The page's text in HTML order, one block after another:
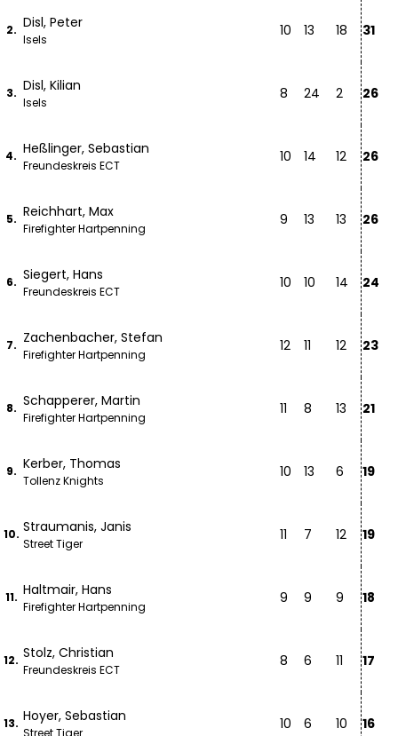
2. Disl, Peter
Isels
10 13 18 31
3. Disl, Kilian
Isels
8 24 2 26
4. Heßlinger, Sebastian
Freundeskreis ECT
10 14 12 26
5. Reichhart, Max
Firefighter Hartpenning
9 13 13 26
6. Siegert, Hans
Freundeskreis ECT
10 10 14 24
7. Zachenbacher, Stefan
Firefighter Hartpenning
12 11 12 23
8. Schapperer, Martin
Firefighter Hartpenning
11 8 13 21
9. Kerber, Thomas
Tollenz Knights
10 13 6 19
10. Straumanis, Janis
Street Tiger
11 7 12 19
11. Haltmair, Hans
Firefighter Hartpenning
9 9 9 18
12. Stolz, Christian
Freundeskreis ECT
8 6 11 17
13. Hoyer, Sebastian
Street Tiger
10 6 10 16